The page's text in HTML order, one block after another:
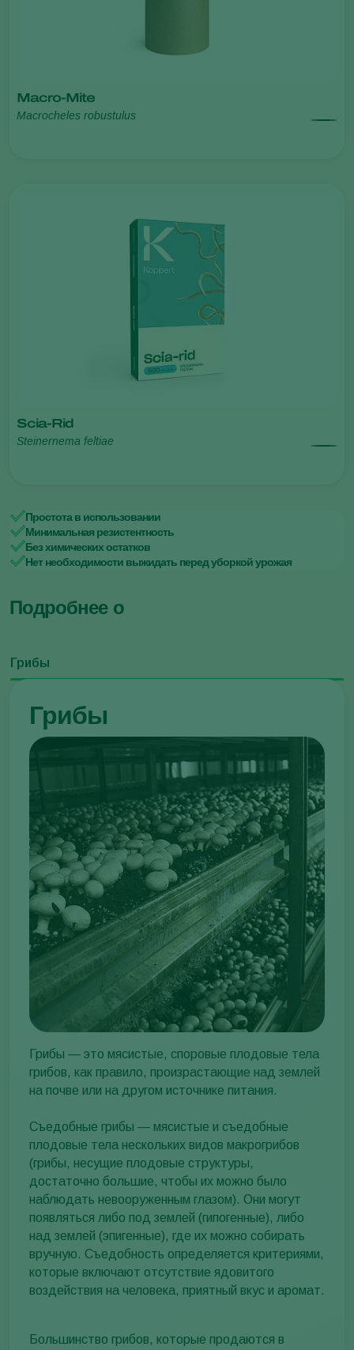
Macro-Mite
Macrocheles robustulus
Scia-Rid
Steinernema feltiae
Простота в использовании
Минимальная резистентность
Без химических остатков
Нет необходимости выжидать перед уборкой урожая
Подробнее о
Грибы
Грибы
Грибы — это мясистые, споровые плодовые тела
грибов, как правило, произрастающие над землей
на почве или на другом источнике питания.
Съедобные грибы — мясистые и съедобные
плодовые тела нескольких видов макрогрибов
(грибы, несущие плодовые структуры,
достаточно большие, чтобы их можно было
наблюдать невооруженным глазом). Они могут
появляться либо под землей (гипогенные), либо
над землей (эпигенные), где их можно собирать
вручную. Съедобность определяется критериями,
которые включают отсутствие ядовитого
воздействия на человека, приятный вкус и аромат.
Большинство грибов, которые продаются в